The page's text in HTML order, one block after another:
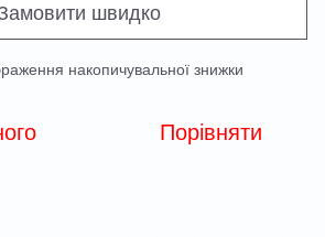
швидко
накопичувальної знижки
Порівняти